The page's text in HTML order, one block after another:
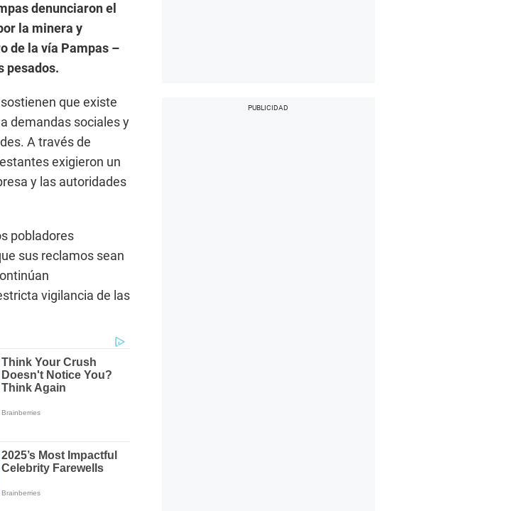
denunciaron el
la minera y
de la vía Pampas –
pesados.
que existe
demandas sociales y
A través de
exigieron un
y las autoridades
pobladores
sus reclamos sean
vigilancia de las